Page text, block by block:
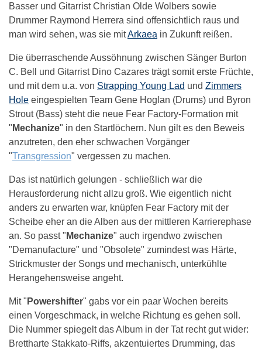
Basser und Gitarrist Christian Olde Wolbers sowie
Drummer Raymond Herrera sind offensichtlich raus und
man wird sehen, was sie mitArkaea in Zukunft reißen.
Die überraschende Aussöhnung zwischen Sänger Burton
C. Bell und Gitarrist Dino Cazares trägt somit erste Früchte,
und mit dem u.a. von Strapping Young Lad und Zimmers
Hole eingespielten Team Gene Hoglan (Drums) und Byron
Strout (Bass) steht die neue Fear Factory-Formation mit
" Mechanize" in den Startlöchern. Nun gilt es den Beweis
anzutreten, den eher schwachen Vorgänger
"Transgression" vergessen zu machen.
Das ist natürlich gelungen - schließlich war die
Herausforderung nicht allzu groß. Wie eigentlich nicht
anders zu erwarten war, knüpfen Fear Factory mit der
Scheibe eher an die Alben aus der mittleren Karrierephase
an. So passt " Mechanize" auch irgendwo zwischen
"Demanufacture" und "Obsolete" zumindest was Härte,
Strickmuster der Songs und mechanisch, unterkühlte
Herangehensweise angeht.
Mit " Powershifter" gabs vor ein paar Wochen bereits
einen Vorgeschmack, in welche Richtung es gehen soll.
Die Nummer spiegelt das Album in der Tat recht gut wider:
Brettharte Stakkato-Riffs, akzentuiertes Drumming, das